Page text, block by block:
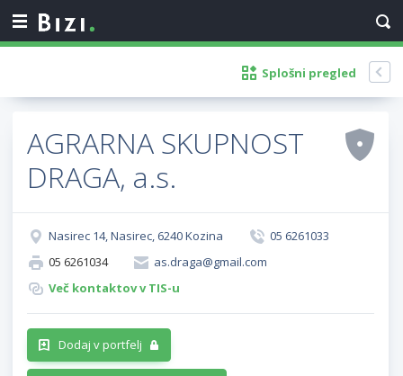
Splošni pregled
AGRARNA SKUPNOST
DRAGA, a.s.
Nasirec 14, Nasirec, 6240 Kozina
05 6261033
05 6261034
as.draga@gmail.com
Več kontaktov v TIS-u
Dodaj v portfelj